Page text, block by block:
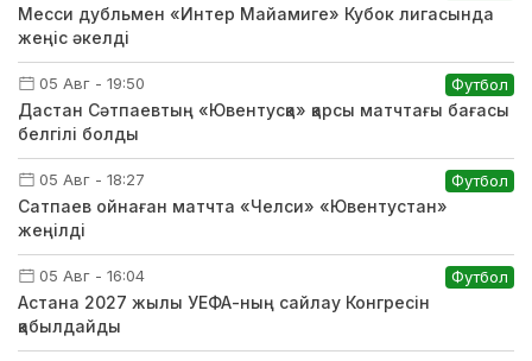
Месси дубльмен «Интер Майамиге» Кубок лигасында
жеңіс әкелді
05 Авг - 19:50 Футбол
Дастан Сәтпаевтың «Ювентусқа» қарсы матчтағы бағасы
белгілі болды
05 Авг - 18:27 Футбол
Сатпаев ойнаған матчта «Челси» «Ювентустан»
жеңілді
05 Авг - 16:04 Футбол
Астана 2027 жылы УЕФА-ның сайлау Конгресін
қабылдайды